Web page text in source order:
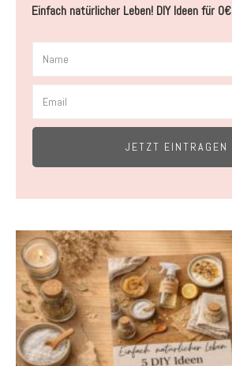
Einfach natürlicher Leben! DIY Ideen für 0€
JETZT EINTRAGEN